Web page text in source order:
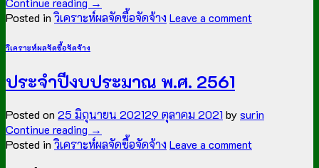
Posted inวิเคราะห์ผลจัดซื้อจัดจ้าง Leave a comment
วิเคราะห์ผลจัดซื้อจัดจ้าง
ประจำปีงบประมาณ พ.ศ. 2561
Posted on 25 มิถุนายน 202129 ตุลาคม 2021 bysurin
Continue reading →
Posted inวิเคราะห์ผลจัดซื้อจัดจ้าง Leave a comment